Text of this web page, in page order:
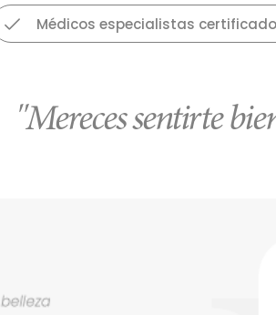
Médicos especialistas
"Mereces sentirte